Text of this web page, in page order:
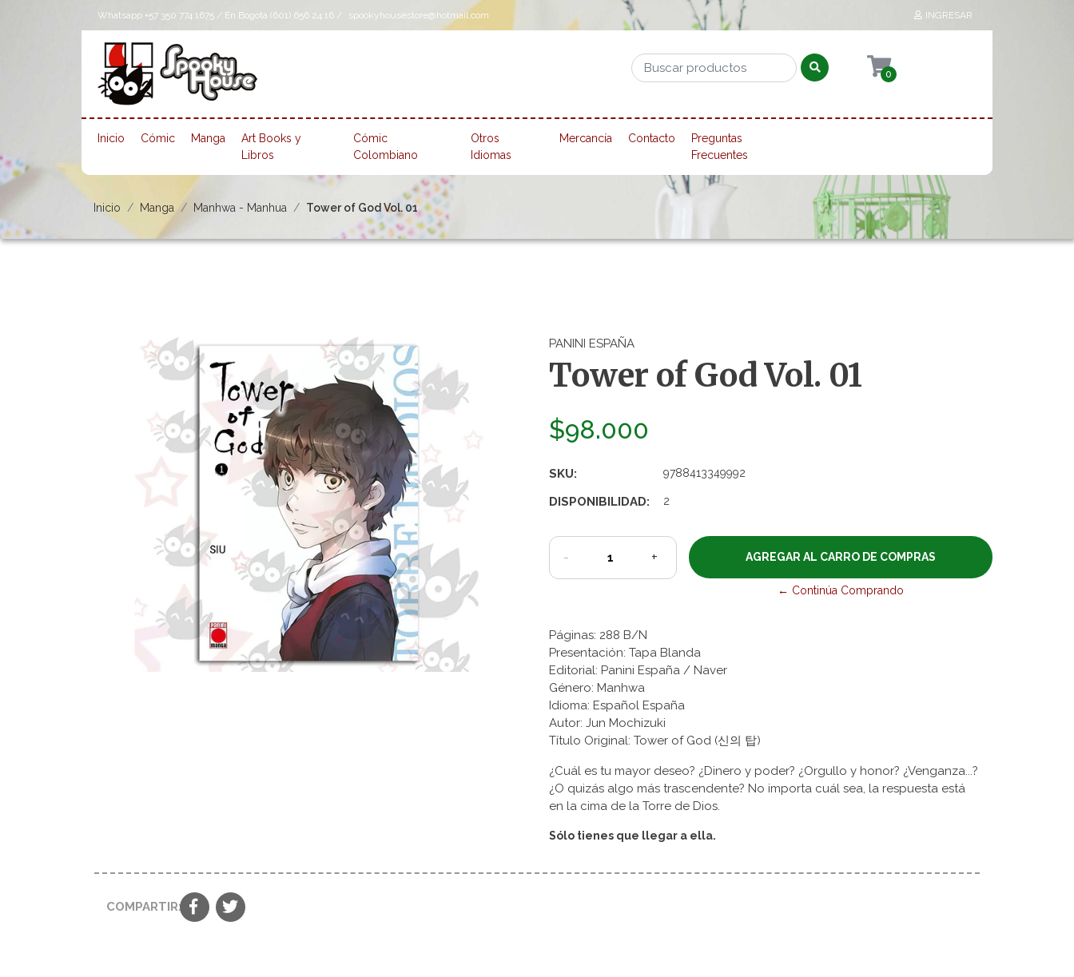
Whatsapp +57 350 774 1675 / En Bogotá (601) 656 24 16 / spookyhousestore@hotmail.com INGRESAR
0
Inicio Cómic Manga
Art Books y
Libros
Cómic
Colombiano
Otros
Idiomas
Mercancía Contacto
Preguntas
Frecuentes
Inicio Manga Manhwa - Manhua Tower of God Vol. 01
PANINI ESPAÑA
Tower of God Vol. 01
$98.000
SKU: 9788413349992
DISPONIBILIDAD: 2
- +
← Continúa Comprando
Páginas: 288 B/N
Presentación: Tapa Blanda
Editorial: Panini España / Naver
Género: Manhwa
Idioma: Español España
Autor: Jun Mochizuki
Título Original: Tower of God (신의 탑)
¿Cuál es tu mayor deseo? ¿Dinero y poder? ¿Orgullo y honor? ¿Venganza...?
¿O quizás algo más trascendente? No importa cuál sea, la respuesta está
en la cima de la Torre de Dios.
Sólo tienes que llegar a ella.
COMPARTIR: